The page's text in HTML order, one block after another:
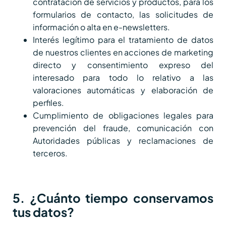
formularios de contacto, las solicitudes de
información o alta en e-newsletters.
Interés legítimo para el tratamiento de datos
de nuestros clientes en acciones de marketing
directo y consentimiento expreso del
interesado para todo lo relativo a las
valoraciones automáticas y elaboración de
perfiles.
Cumplimiento de obligaciones legales para
prevención del fraude, comunicación con
Autoridades públicas y reclamaciones de
terceros.
5. ¿Cuánto tiempo conservamos
tus datos?